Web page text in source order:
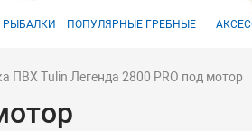
РЫБАЛКИ ПОПУЛЯРНЫЕ ГРЕБНЫЕ
ПВХ Tulin Легенда 2800 PRO под мотор